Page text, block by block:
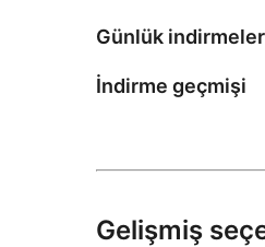
Günlük indirmeler
İndirme geçmişi
Gelişmiş